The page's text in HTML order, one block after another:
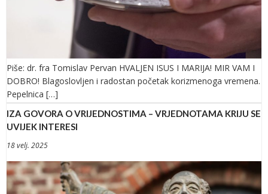
Piše: dr. fra Tomislav Pervan HVALJEN ISUS I MARIJA! MIR VAM I
DOBRO! Blagoslovljen i radostan početak korizmenoga vremena.
Pepelnica […]
IZA GOVORA O VRIJEDNOSTIMA – VRJEDNOTAMA KRIJU SE
UVIJEK INTERESI
18 velj. 2025